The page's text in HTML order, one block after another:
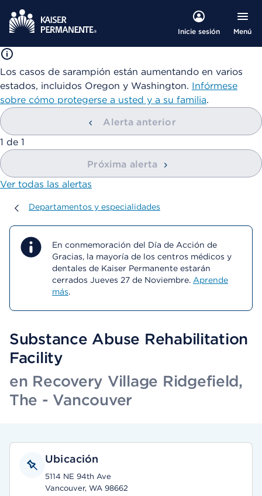
Inicie sesión Menú
Los casos de sarampión están aumentando en varios
estados, incluidos Oregon y Washington. Infórmese
sobre cómo protegerse a usted y a su familia.
Alerta anterior
mostrando
1 de 1
Próxima alerta
Ver todas las alertas
Departamentos y especialidades
Departamentos y especialidades
En conmemoración del Día de Acción de
Gracias, la mayoría de los centros médicos y
dentales de Kaiser Permanente estarán
cerrados Jueves 27 de Noviembre. Aprende
más.
Substance Abuse Rehabilitation
Facility
en Recovery Village Ridgefield,
The - Vancouver
Ubicación
5114 NE 94th Ave
Vancouver, WA 98662